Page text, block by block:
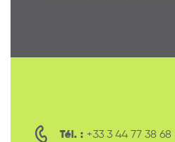
Tél. : +33 3 44 77 38 68